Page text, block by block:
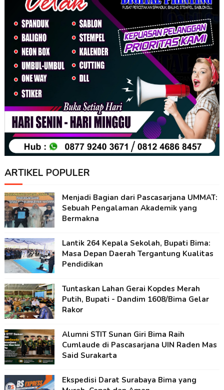
ARTIKEL POPULER
Menjadi Bagian dari Pascasarjana UMMAT:
Sebuah Pengalaman Akademik yang
Bermakna
Lantik 264 Kepala Sekolah, Bupati Bima:
Masa Depan Daerah Tergantung Kualitas
Pendidikan
Tuntaskan Lahan Gerai Kopdes Merah
Putih, Bupati - Dandim 1608/Bima Gelar
Rakor
Alumni STIT Sunan Giri Bima Raih
Cumlaude di Pascasarjana UIN Raden Mas
Said Surakarta
Ekspedisi Darat Surabaya Bima yang